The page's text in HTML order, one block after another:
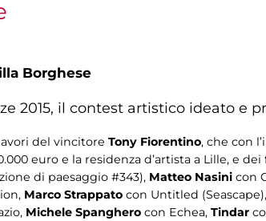
Borghese
2015, il contest artistico ideato e
del vincitore Tony Fiorentino, che con
euro e la residenza d’artista a Lille, e
di paesaggio #343), Matteo Nasini con
Marco Strappato con Untitled (Seascape),
Michele Spanghero con Echea, Tindar